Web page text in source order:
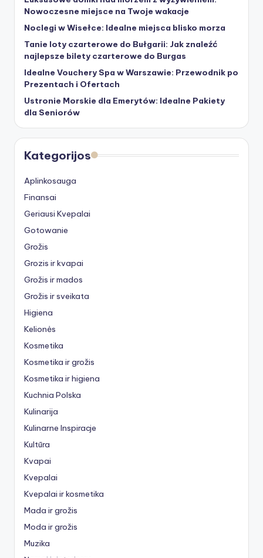
Nowoczesne miejsce na Twoje wakacje
Noclegi w Wisełce: Idealne miejsca blisko morza
Tanie loty czarterowe do Bułgarii: Jak znaleźć
najlepsze bilety czarterowe do Burgas
Idealne Vouchery Spa w Warszawie: Przewodnik po
Prezentach i Ofertach
Ustronie Morskie dla Emerytów: Idealne Pakiety
dla Seniorów
Kategorijos
Aplinkosauga
Finansai
Geriausi Kvepalai
Gotowanie
Grožis
Grozis ir kvapai
Grožis ir mados
Grožis ir sveikata
Higiena
Kelionės
Kosmetika
Kosmetika ir grožis
Kosmetika ir higiena
Kuchnia Polska
Kulinarija
Kulinarne Inspiracje
Kultūra
Kvapai
Kvepalai
Kvepalai ir kosmetika
Mada ir grožis
Moda ir grožis
Muzika